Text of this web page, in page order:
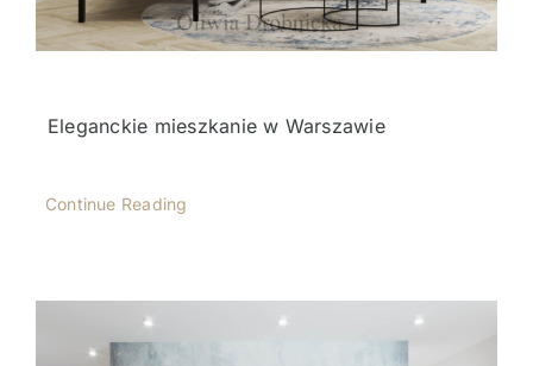
Eleganckie mieszkanie w Warszawie
Continue Reading